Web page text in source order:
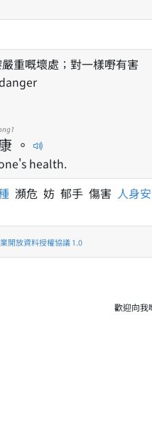
重嘅壞處；對一樣嘢有害
。
health.
瀕危 妨 郁手 傷害 人身
開放資料授權協議 1.0
歡迎向我